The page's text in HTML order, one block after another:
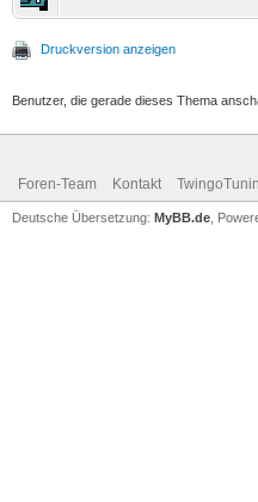
Druckversion anzeigen
Benutzer, die gerade dieses Thema
Foren-Team Kontakt
Deutsche Übersetzung: MyBB.de ,